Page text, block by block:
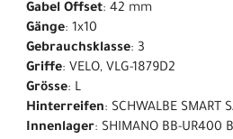
Gabel Offset: 42 mm
Gänge: 1x10
Gebrauchsklasse: 3
Griffe: VELO, VLG-1879D2
Grösse: L
Hinterreifen: SCHWALBE SMART
Innenlager: SHIMANO BB-UR400